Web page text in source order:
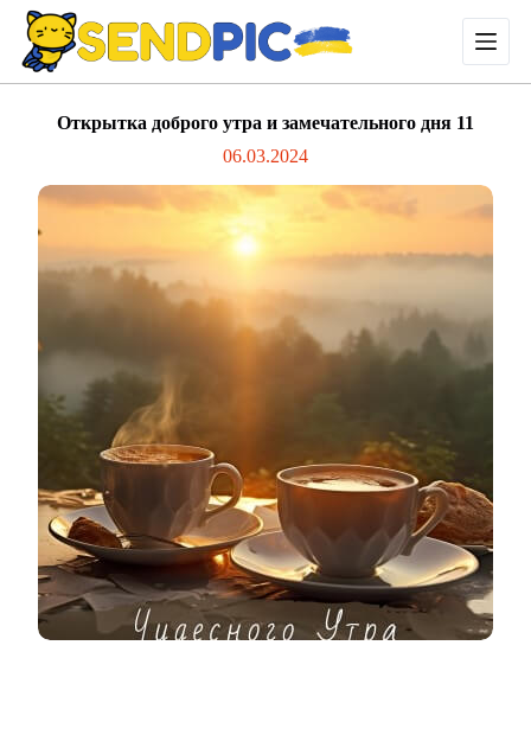
П
е
р
е
Открытка доброго утра и замечательного дня 11
06.03.2024